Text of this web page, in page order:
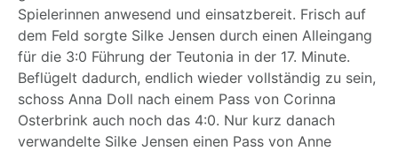
Spielerinnen anwesend und einsatzbereit. Frisch auf
dem Feld sorgte Silke Jensen durch einen Alleingang
für die 3:0 Führung der Teutonia in der 17. Minute.
Beflügelt dadurch, endlich wieder vollständig zu sein,
schoss Anna Doll nach einem Pass von Corinna
Osterbrink auch noch das 4:0. Nur kurz danach
verwandelte Silke Jensen einen Pass von Anne